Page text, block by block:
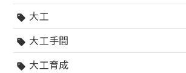
sell 大工
sell 大工手間
sell 大工育成